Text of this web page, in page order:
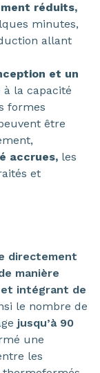
réduits,
minutes,
allant
et un
à la capacité
formes
être
accrues, les
et
directement
manière
intégrant de
le nombre de
jusqu’à 90
une
les